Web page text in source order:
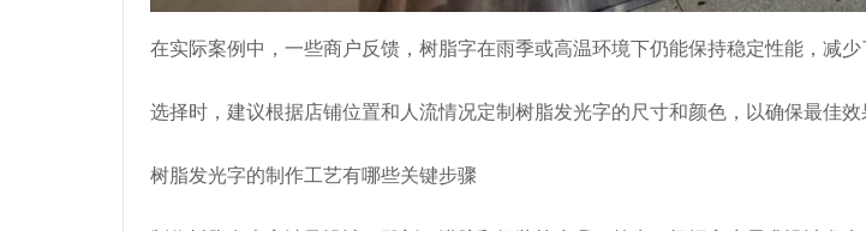
在实际案例中，一些商户反馈，树脂字在雨季或高温环境下仍能保持稳定性能，减少
选择时，建议根据店铺位置和人流情况定制树脂发光字的尺寸和颜色，以确保最佳效
树脂发光字的制作工艺有哪些关键步骤